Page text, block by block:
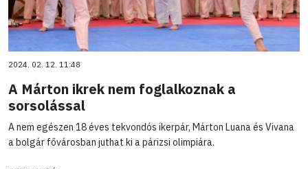
2024. 02. 12. 11:48
A Márton ikrek nem foglalkoznak a
sorsolással
A nem egészen 18 éves tekvondós ikerpár, Márton Luana és Vivana
a bolgár fővárosban juthat ki a párizsi olimpiára.